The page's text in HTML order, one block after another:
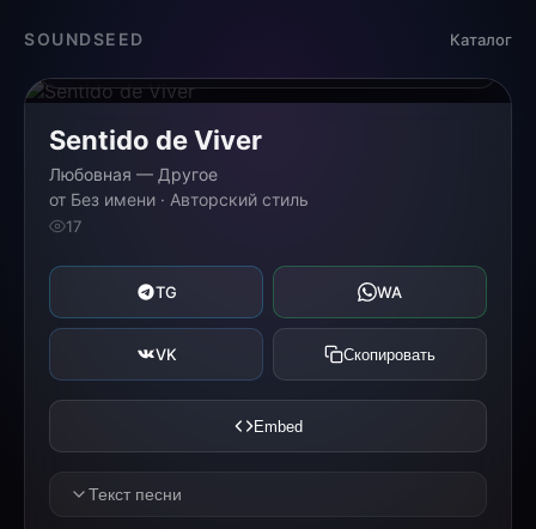
SOUNDSEED Каталог
Sentido de Viver
Любовная — Другое
от Без имени · Авторский стиль
17
TG WA
VK Скопировать
Embed
Текст песни